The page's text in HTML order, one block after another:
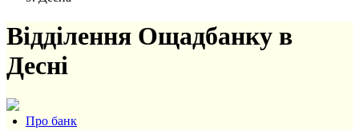
Відділення Ощадбанку в
Десні
Про банк